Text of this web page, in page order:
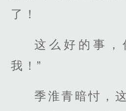
了！
这么好的事，
我！”
季淮青暗忖，